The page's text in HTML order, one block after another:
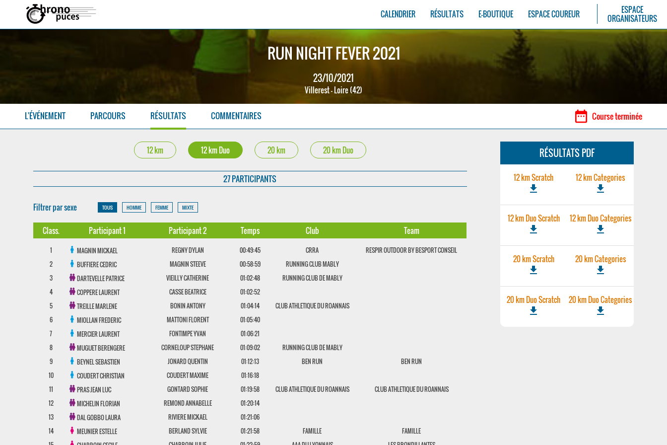
CALENDRIER RÉSULTATS E-BOUTIQUE ESPACE COUREUR
ESPACE
ORGANISATEURS
RUN NIGHT FEVER 2021
23/10/2021
Villerest - Loire (42)
L'ÉVÉNEMENT PARCOURS RÉSULTATS COMMENTAIRES date_range Course terminée
12 km 12 km Duo 20 km 20 km Duo
27 PARTICIPANTS
Filtrer par sexe TOUS HOMME FEMME MIXTE
Class. Participant 1 Participant 2 Temps Club Team
1 MAGNIN MICKAEL REGNY DYLAN 00:49:45 CRRA
RESPIR OUTDOOR BY BESPORT CONSEIL
2
BUFFIERE CEDRIC MAGNIN STEEVE 00:58:59
RUNNING CLUB MABLY
3
DARTEVELLE PATRICE VIEILLY CATHERINE 01:02:48
RUNNING CLUB DE MABLY
4
COPPERE LAURENT CASSE BEATRICE
01:02:52
5
TREILLE MARLENE BONIN ANTONY 01:04:14
CLUB ATHLETIQUE DU ROANNAIS
6
MIOLLAN FREDERIC MATTONI FLORENT
01:05:40
7
MERCIER LAURENT FONTIMPE YVAN
01:06:21
8
MUGUET BERENGERE CORNELOUP STEPHANE 01:09:02
RUNNING CLUB DE MABLY
9
BEYNEL SEBASTIEN JONARD QUENTIN 01:12:13 BEN RUN
BEN RUN
10
COUDERT CHRISTIAN COUDERT MAXIME
01:16:18
11
PRAS JEAN LUC GONTARD SOPHIE 01:19:58 CLUB ATHLETIQUE DU ROANNAIS
CLUB ATHLETIQUE DU ROANNAIS
12
MICHELIN FLORIAN REMOND ANNABELLE
01:20:14
13
DAL GOBBO LAURA RIVIERE MICKAEL
01:21:06
14
MEUNIER ESTELLE BERLAND SYLVIE 01:21:58 FAMILLE
FAMILLE
RÉSULTATS PDF
12 km Scratch
file_download
12 km Categories
file_download
12 km Duo Scratch
file_download
12 km Duo Categories
file_download
20 km Scratch
file_download
20 km Categories
file_download
20 km Duo Scratch
file_download
20 km Duo Categories
file_download